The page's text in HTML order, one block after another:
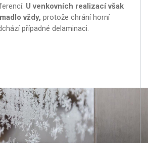
U venkovních realizací však
vždy, protože chrání horní
případné delaminaci.